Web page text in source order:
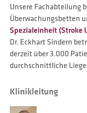
Unsere Fachabteilung
Überwachungsbetten
Spezialeinheit (Stroke
Dr. Eckhart Sindern
derzeit über 3.000
durchschnittliche
Klinikleitung